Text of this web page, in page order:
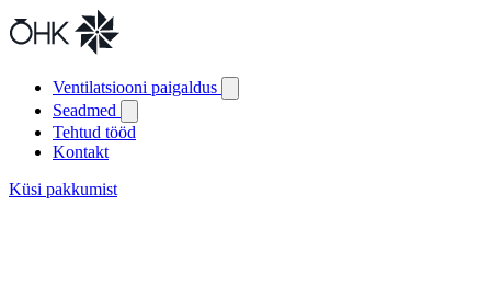
Ventilatsiooni paigaldus
Seadmed
Tehtud tööd
Kontakt
Küsi pakkumist